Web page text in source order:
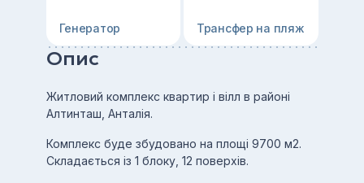
Генератор Трансфер на пляж
Опис
Житловий комплекс квартир і вілл в районі
Алтинташ, Анталія.
Комплекс буде збудовано на площі 9700 м2.
Складається із 1 блоку, 12 поверхів.